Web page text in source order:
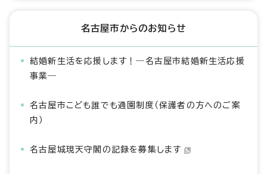
名古屋市からのお知らせ
結婚新生活を応援します！―名古屋市結婚新生活応援
事業―
名古屋市こども誰でも通園制度（保護者の方へのご案
内）
名古屋城現天守閣の記録を募集します